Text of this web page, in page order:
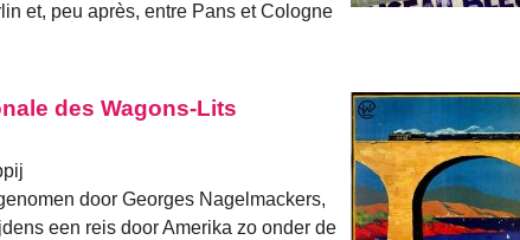
et, peu après, entre Pans et Cologne
des Wagons-Lits
door Georges Nagelmackers,
een reis door Amerika zo onder de